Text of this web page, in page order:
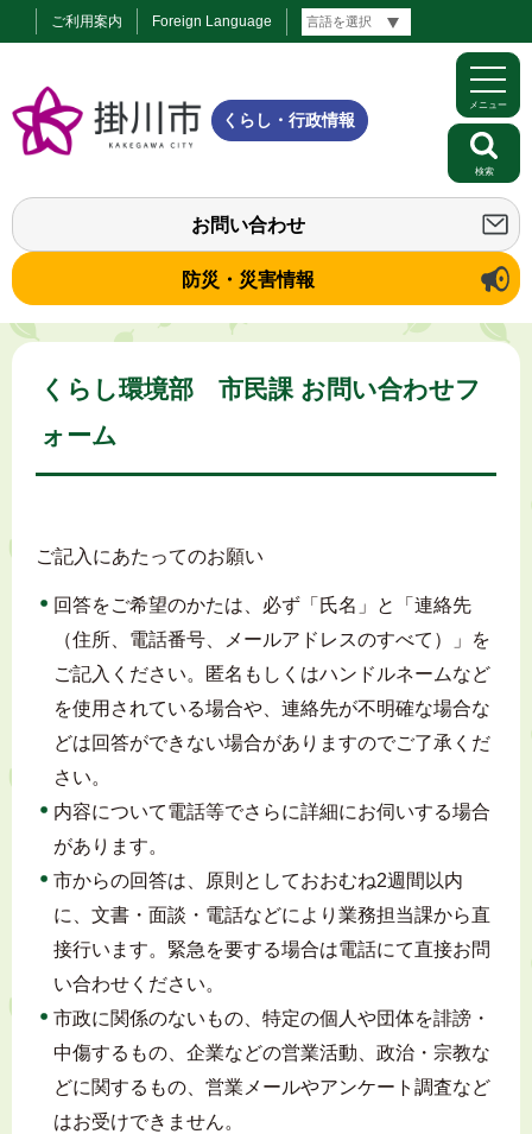
ご利用案内 Foreign Language
くらし・行政情報
お問い合わせ
防災・災害情報
メニュー
検索
くらし環境部 市民課 お問い合わせフ
ォーム
ご記入にあたってのお願い
回答をご希望のかたは、必ず「氏名」と「連絡先
（住所、電話番号、メールアドレスのすべて）」を
ご記入ください。匿名もしくはハンドルネームなど
を使用されている場合や、連絡先が不明確な場合な
どは回答ができない場合がありますのでご了承くだ
さい。
内容について電話等でさらに詳細にお伺いする場合
があります。
市からの回答は、原則としておおむね2週間以内
に、文書・面談・電話などにより業務担当課から直
接行います。緊急を要する場合は電話にて直接お問
い合わせください。
市政に関係のないもの、特定の個人や団体を誹謗・
中傷するもの、企業などの営業活動、政治・宗教な
どに関するもの、営業メールやアンケート調査など
はお受けできません。